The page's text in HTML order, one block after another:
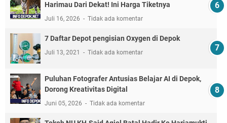
Harimau Dari Dekat! Ini Harga Tiketnya
Juli 16, 2026 Tidak ada komentar
7 Daftar Depot pengisian Oxygen di Depok
Juli 13, 2021 Tidak ada komentar
Puluhan Fotografer Antusias Belajar AI di Depok,
Dorong Kreativitas Digital
Juni 05, 2026 Tidak ada komentar